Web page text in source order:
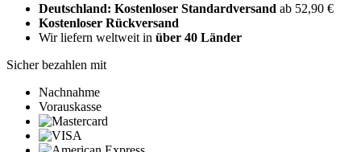
Deutschland: Kostenloser Standardversand ab 52,90 €
Kostenloser Rückversand
Wir liefern weltweit in über 40 Länder
Sicher bezahlen mit
Nachnahme
Vorauskasse